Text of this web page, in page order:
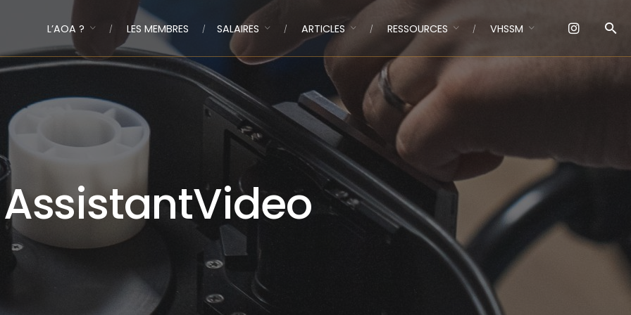
L’AOA ? LES MEMBRES SALAIRES ARTICLES RESSOURCES VHSSM
AssistantVideo